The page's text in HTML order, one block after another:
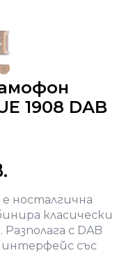
1908 DAB
е носталгична
класически
с DAB
интерфейс със